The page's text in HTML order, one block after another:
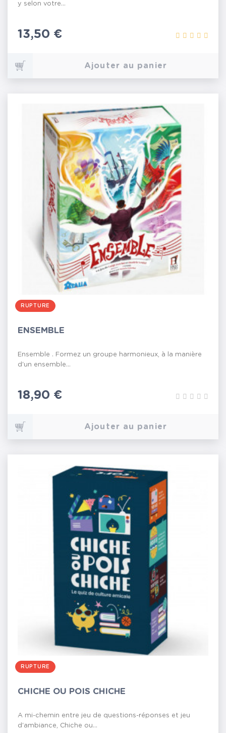
y selon votre...
Prix
13,50 €
Ajouter au panier
RUPTURE
ENSEMBLE
Ensemble . Formez un groupe harmonieux, à la manière
d'un ensemble...
Prix
18,90 €
Ajouter au panier
RUPTURE
CHICHE OU POIS CHICHE
A mi-chemin entre jeu de questions-réponses et jeu
d'ambiance, Chiche ou...